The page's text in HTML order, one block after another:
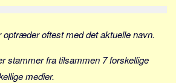
optræder oftest med det aktuelle navn.
stammer fra tilsammen 7 forskellige
medier.